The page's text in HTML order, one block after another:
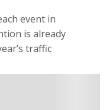
event in
is already
traffic